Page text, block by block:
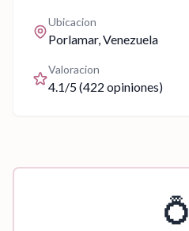
Ubicacion
Porlamar, Venezuela
Valoracion
4.1/5 (422 opiniones)
💍